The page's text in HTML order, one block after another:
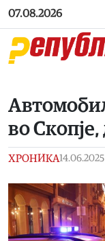
Skip to main content
07.08.2026
во
ХРОНИКА14.06.2025